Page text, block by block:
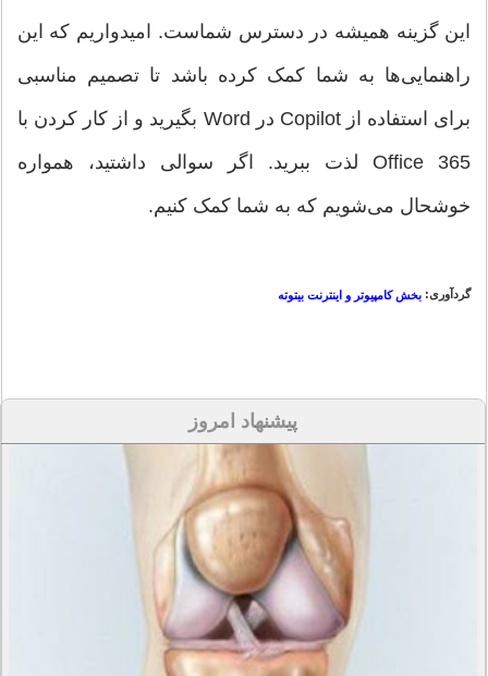
این گزینه همیشه در دسترس شماست. امیدواریم که این
راهنمایی‌ها به شما کمک کرده باشد تا تصمیم مناسبی
برای استفاده از Copilot در Word بگیرید و از کار کردن با
Office 365 لذت ببرید. اگر سوالی داشتید، همواره
خوشحال می‌شویم که به شما کمک کنیم.
گردآوری: بخش کامپیوتر و اینترنت بیتوته
پیشنهاد امروز